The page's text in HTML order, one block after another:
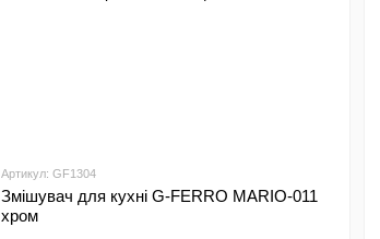
Артикул: GF1304
Змішувач для кухні G-FERRO MARIO-011
хром